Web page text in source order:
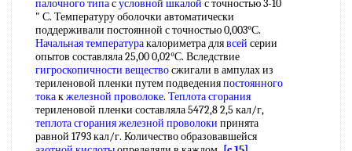
палочного типасусловной шкалой с точностью 3-10
" С. Температуру оболочки автоматически
поддерживали постоянной с точностью 0,003°С.
Начальная температуракалориметра длявсей серии
опытов составляла 25,00 0,02°С. Вследствие
гигроскопичности веществосжигали в ампулах из
териленовой пленки путем подведенияпостоянного
токакжелезной проволоке. Теплота сгорания
териленовой пленки составляла 5472,8 2,5 кал/г,
теплота сгоранияжелезной проволоки принята
равной 1793 кал/г. Количество образовавшейся